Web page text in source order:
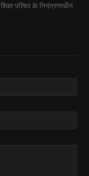
परिषद के नियंत्रणाधीन